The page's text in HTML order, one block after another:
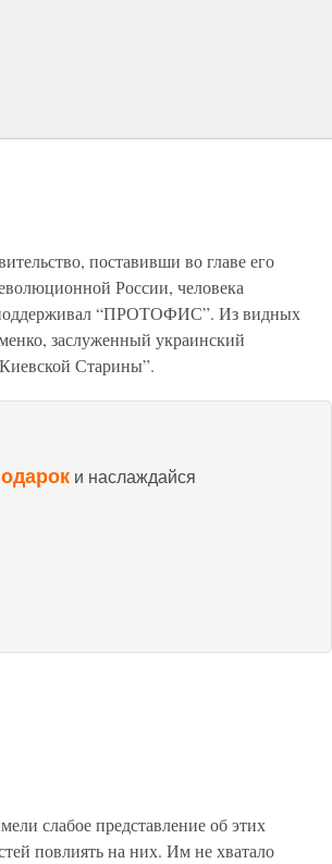
поставивши во главе его
России, человека
поддерживал “ПРОТОФИС”. Из видных
заслуженный украинский
Старины”.
и наслаждайся
слабое представление об этих
повлиять на них. Им не хватало